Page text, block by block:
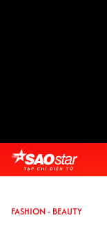
FASHION - BEAUTY